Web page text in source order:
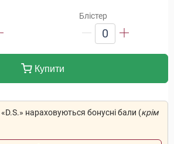
Блістер
0
Купити
нараховуються бонусні бали (крім